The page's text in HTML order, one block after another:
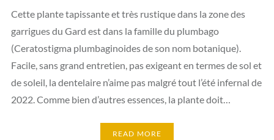
Cette plante tapissante et très rustique dans la zone des
garrigues du Gard est dans la famille du plumbago
(Ceratostigma plumbaginoides de son nom botanique).
Facile, sans grand entretien, pas exigeant en termes de sol et
de soleil, la dentelaire n’aime pas malgré tout l’été infernal de
2022. Comme bien d’autres essences, la plante doit…
READ MORE